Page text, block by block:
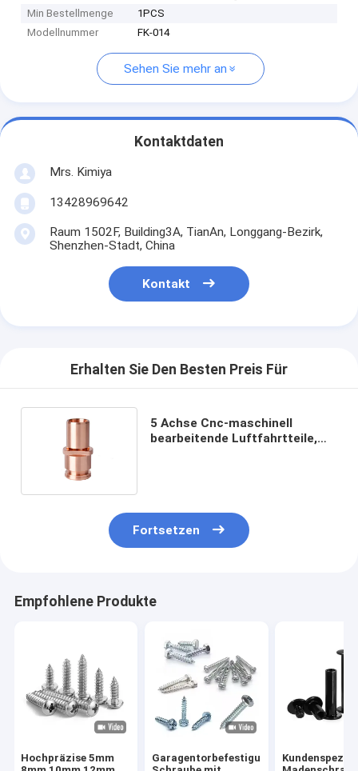
Min Bestellmenge
1PCS
Modellnummer
FK-014
Sehen Sie mehr an
Kontaktdaten
Mrs. Kimiya
13428969642
Raum 1502F, Building3A, TianAn, Longgang-Bezirk,
Shenzhen-Stadt, China
Kontakt
Erhalten Sie Den Besten Preis Für
5 Achse Cnc-maschinell
bearbeitende Luftfahrtteile,
Fortsetzen
Empfohlene Produkte
Hochpräzise 5mm
Garagentorbefestigungen,